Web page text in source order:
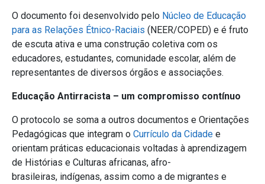
O documento foi desenvolvido pelo Núcleo de Educação
para as Relações Étnico-Raciais (NEER/COPED) e é fruto
de escuta ativa e uma construção coletiva com os
educadores, estudantes, comunidade escolar, além de
representantes de diversos órgãos e associações.
Educação Antirracista – um compromisso contínuo
O protocolo se soma a outros documentos e Orientações
Pedagógicas que integram o Currículo da Cidade e
orientam práticas educacionais voltadas à aprendizagem
de Histórias e Culturas africanas, afro-
brasileiras, indígenas, assim como a de migrantes e